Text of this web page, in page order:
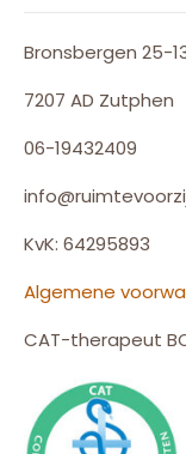
Bronsbergen 25-
7207 AD Zutphen
06-19432409
KvK: 64295893
Algemene
CAT-therapeut